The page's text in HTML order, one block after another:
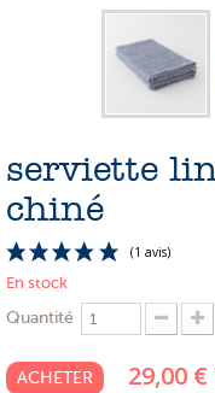
PROMOTIONS
A PROPOS
LE SHOWROOM
serviette
chiné
En stock
Quantité
ACHETER 29,00 €